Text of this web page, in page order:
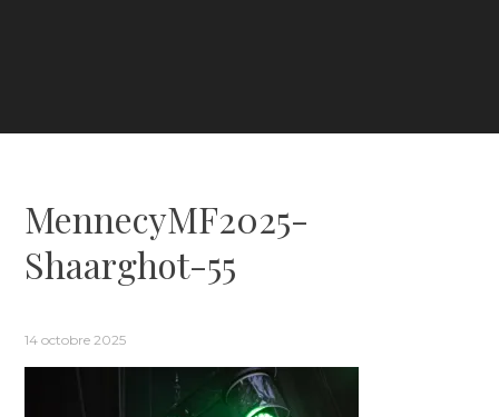
MennecyMF2025-
Shaarghot-55
14 octobre 2025